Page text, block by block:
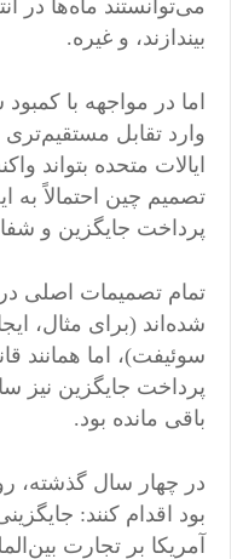
می‌توانستند ماه‌ها در
بیندازند، و غیره.
اما در مواجهه با
وارد تقابل
ایالات متحده بتواند
تصمیم چین احتمالاً به
پرداخت جایگزین و
تمام تصمیمات اصلی
سوئیفت)، اما همانند
پرداخت جایگزین نیز
باقی مانده بود.
در چهار سال گذشته،
بود اقدام کنند:
آمریکا بر تجارت